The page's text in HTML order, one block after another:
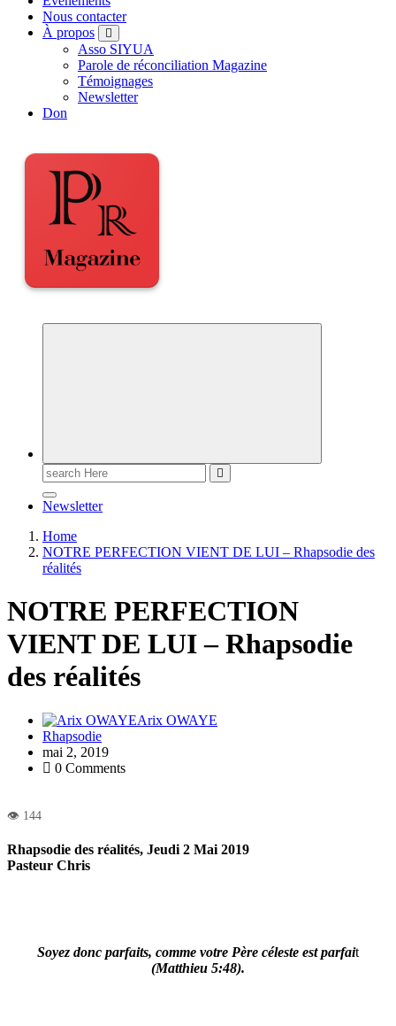
Nous contacter
À propos
Asso SIYUA
Parole de réconciliation Magazine
Témoignages
Newsletter
Don
Newsletter
Home
NOTRE PERFECTION VIENT DE LUI – Rhapsodie des
réalités
NOTRE PERFECTION
VIENT DE LUI – Rhapsodie
des réalités
Arix OWAYE
Rhapsodie
mai 2, 2019
0 Comments
Rhapsodie des réalités, Jeudi 2 Mai 2019
Pasteur Chris
Soyez donc parfaits, comme votre Père céleste est parfait
(Matthieu 5:48).